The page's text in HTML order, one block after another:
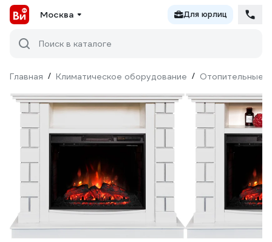
Москва Для юрлиц
Поиск в каталоге
Главная / Климатическое оборудование / Отопительные